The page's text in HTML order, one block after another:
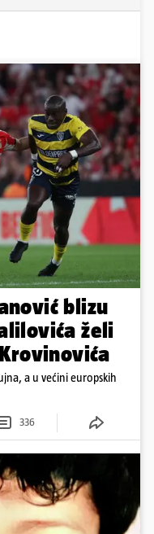
blizu
želi
a u većini europskih
336